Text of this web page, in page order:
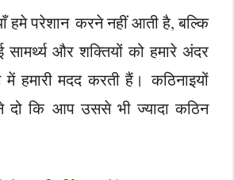
हमे परेशान करने नहीं आती है, बल्कि
सामर्थ्य और शक्तियों को हमारे अंदर
हमारी मदद करती हैं। कठिनाइयों
कि आप उससे भी ज्यादा कठिन